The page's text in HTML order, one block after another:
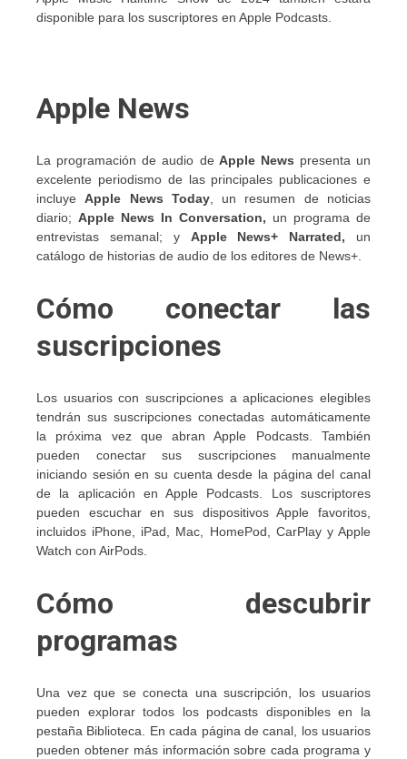
disponible para los suscriptores en Apple Podcasts.
Apple News
La programación de audio de Apple News presenta un
excelente periodismo de las principales publicaciones e
incluyeApple News Today, un resumen de noticias
diario; Apple News In Conversation, un programa de
entrevistas semanal; y Apple News+ Narrated, un
catálogo de historias de audio de los editores de News+.
Cómo conectar las
suscripciones
Los usuarios con suscripciones a aplicaciones elegibles
tendrán sus suscripciones conectadas automáticamente
la próxima vez que abran Apple Podcasts. También
pueden conectar sus suscripciones manualmente
iniciando sesión en su cuenta desde la página del canal
de la aplicación en Apple Podcasts. Los suscriptores
pueden escuchar en sus dispositivos Apple favoritos,
incluidos iPhone, iPad, Mac, HomePod, CarPlay y Apple
Watch con AirPods.
Cómo descubrir
programas
Una vez que se conecta una suscripción, los usuarios
pueden explorar todos los podcasts disponibles en la
pestaña Biblioteca. En cada página de canal, los usuarios
pueden obtener más información sobre cada programa y